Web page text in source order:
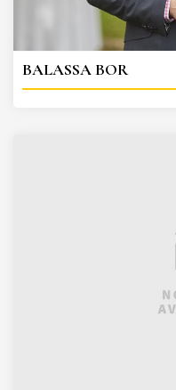
BALASSA BOR